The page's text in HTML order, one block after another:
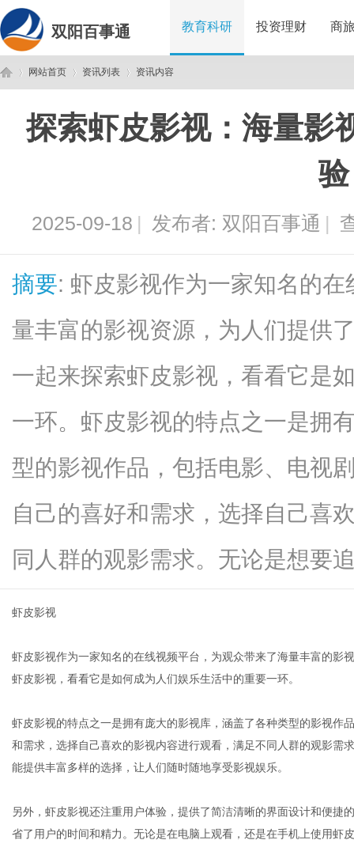
双阳百事通 教育科研 投资理财 商
网站首页
›
资讯列表
›
资讯内容
探索虾皮影视：海量影
验
2025-09-18 | 发布者: 双阳百事通 |
摘要: 虾皮影视作为一家知名的
量丰富的影视资源，为人们提供
一起来探索虾皮影视，看看它是
一环。虾皮影视的特点之一是拥
型的影视作品，包括电影、电视
自己的喜好和需求，选择自己喜
同人群的观影需求。无论是想要
虾皮影视
虾皮影视作为一家知名的在线视频平台，为观众带来了海量丰富的影
虾皮影视，看看它是如何成为人们娱乐生活中的重要一环。
虾皮影视的特点之一是拥有庞大的影视库，涵盖了各种类型的影视作
和需求，选择自己喜欢的影视内容进行观看，满足不同人群的观影需
能提供丰富多样的选择，让人们随时随地享受影视娱乐。
另外，虾皮影视还注重用户体验，提供了简洁清晰的界面设计和便捷
省了用户的时间和精力。无论是在电脑上观看，还是在手机上使用虾